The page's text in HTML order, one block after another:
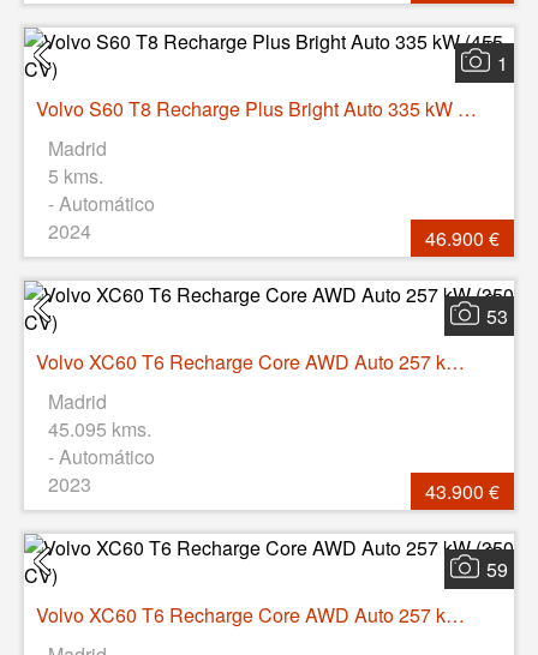
1
Volvo S60 T8 Recharge Plus Bright Auto 335 kW (455 CV)
Madrid
5 kms.
- Automático
2024
46.900 €
53
Volvo XC60 T6 Recharge Core AWD Auto 257 kW (350 CV)
Madrid
45.095 kms.
- Automático
2023
43.900 €
59
Volvo XC60 T6 Recharge Core AWD Auto 257 kW (350 CV)